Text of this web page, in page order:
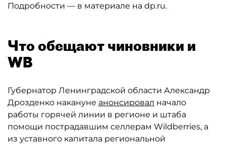
Подробности — в материале на dp.ru.
Что обещают чиновники и
WB
Губернатор Ленинградской области Александр
Дрозденко накануне анонсировал начало
работы горячей линии в регионе и штаба
помощи пострадавшим селлерам Wildberries, а
из уставного капитала региональной